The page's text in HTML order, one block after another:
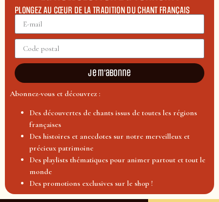
PLONGEZ AU CŒUR DE LA TRADITION DU CHANT FRANÇAIS
Je m'abonne
Abonnez-vous et découvrez :
Des découvertes de chants issus de toutes les régions
françaises
Des histoires et anecdotes sur notre merveilleux et
précieux patrimoine
Des playlists thématiques pour animer partout et tout le
monde
Des promotions exclusives sur le shop !